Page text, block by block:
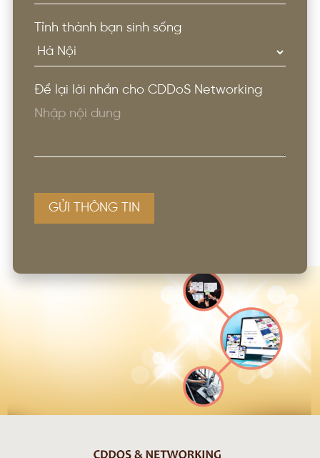
Tỉnh thành bạn sinh sống
Để lại lời nhắn cho CDDoS Networking
GỬI THÔNG TIN